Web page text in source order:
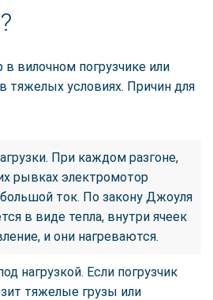
вилочном погрузчике или
тяжелых условиях. Причин для
При каждом разгоне,
рывках электромотор
ток. По закону Джоуля
в виде тепла, внутри ячеек
и они нагреваются.
нагрузкой. Если погрузчик
тяжелые грузы или